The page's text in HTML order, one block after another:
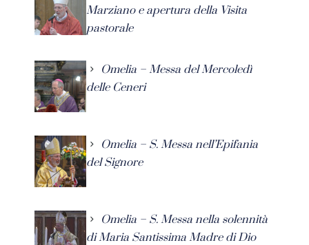
Marziano e apertura della Visita
pastorale
Omelia – Messa del Mercoledì
delle Ceneri
Omelia – S. Messa nell’Epifania
del Signore
Omelia – S. Messa nella solennità
di Maria Santissima Madre di Dio